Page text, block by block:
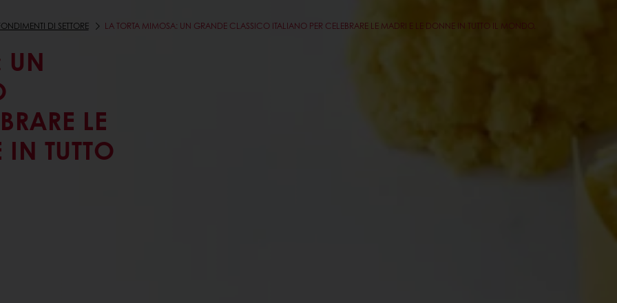
DI SETTORE LA TORTA MIMOSA: UN GRANDE CLASSICO ITALIANO PER CELEBRARE LE MADRI E LE DONNE IN TUTTO IL MONDO.
UN
LE
TUTTO